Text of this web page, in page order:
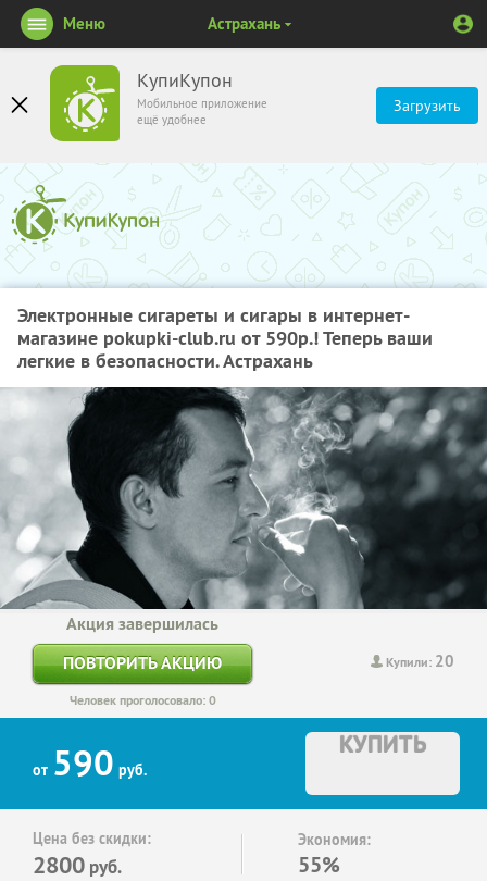
КупиКупон
Мобильное приложение
ещё удобнее
Загрузить
Меню Астрахань
Электронные сигареты и сигары в интернет-
магазине pokupki-club.ru от 590р.! Теперь ваши
легкие в безопасности. Астрахань
Купили: 20
Акция завершилась
ПОВТОРИТЬ АКЦИЮ
Человек проголосовало: 0
от 590 руб.
КУПИТЬ
Цена без скидки:
2800 руб.
Экономия:
55%